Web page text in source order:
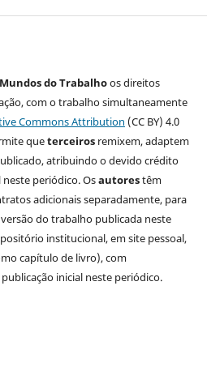
do Trabalhoos direitos
com o trabalho simultaneamente
Commons Attribution (CC BY) 4.0
queterceirosremixem, adaptem
atribuindo o devido crédito
periódico. Osautorestêm
adicionais separadamente, para
do trabalho publicada neste
institucional, em site pessoal,
capítulo de livro), com
inicial neste periódico.